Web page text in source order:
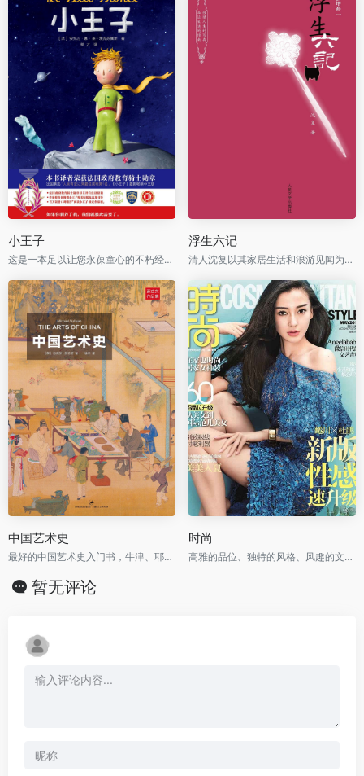
小王子
这是一本足以让您永葆童心的不朽经典，被全球亿万读者誉为人生必读书。
浮生六记
清人沈复以其家居生活和浪游见闻为内容写成的《浮生六记》，为中国文学史上的一支奇葩。
中国艺术史
最好的中国艺术史入门书，牛津、耶鲁、普林斯顿沿用40年之经典读本
时尚
高雅的品位、独特的风格、风趣的文字、新颖的设计
暂无评论